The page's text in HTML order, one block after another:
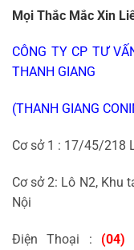
Mọi Thắc Mắc Xin
CÔNG TY CP TƯ
THANH GIANG
(THANH GIANG
Cơ sở 1 : 17/45/218
Cơ sở 2: Lô N2, Khu
Nội
Điện Thoại :